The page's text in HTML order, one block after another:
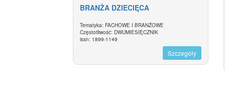
BRANŻA DZIECIĘCA
Tematyka: FACHOWE I BRANŻOWE
Częstotliwość: DWUMIESIĘCZNIK
issn: 1899-1149
Szczegóły